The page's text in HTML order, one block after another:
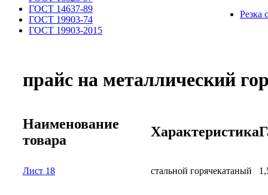
ГОСТ 14637-89
ГОСТ 19903-74
ГОСТ 19903-2015
Резка
прайс на металлический
Наименование
товара
Характеристика
Лист 18 стальной горячекатаный